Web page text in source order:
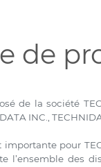
de
de la société
INC.,
pour
l’ensemble